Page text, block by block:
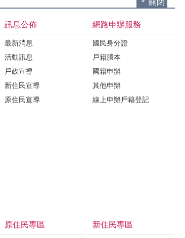
關閉
訊息公佈
最新消息
活動訊息
戶政宣導
新住民宣導
原住民宣導
網路申辦服務
國民身分證
戶籍謄本
國籍申辦
其他申辦
線上申辦戶籍登記
原住民專區 新住民專區